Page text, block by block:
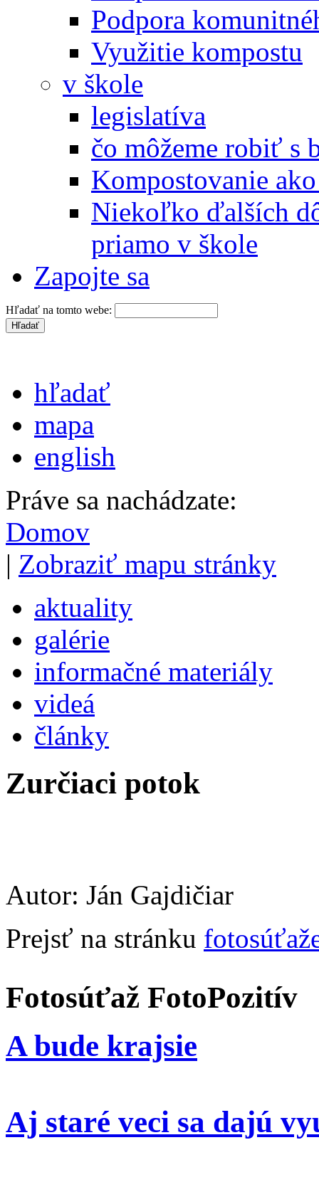
Podpora
Využitie kompostu
v škole
legislatíva
čo môžeme robiť s
Kompostovanie
Niekoľko ďalších
priamo v škole
Zapojte sa
Hľadať na tomto webe:
hľadať
mapa
english
Práve sa nachádzate:
Domov
| Zobraziť mapu stránky
aktuality
galérie
informačné materiály
videá
články
Zurčiaci potok
Autor: Ján Gajdičiar
Prejsť na stránku
Fotosúťaž FotoPozitív
A bude krajsie
Aj staré veci sa dajú